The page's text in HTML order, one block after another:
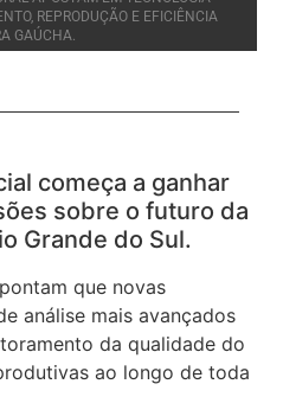
REPRODUÇÃO E EFICIÊNCIA
GAÚCHA.
começa a ganhar
sobre o futuro da
Grande do Sul.
que novas
análise mais avançados
da qualidade do
ao longo de toda